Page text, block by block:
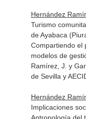
Hernández
Turismo
de Ayabaca
Compartiendo el
modelos de
Ramírez, J. y
de Sevilla y
Hernández
Implicaciones